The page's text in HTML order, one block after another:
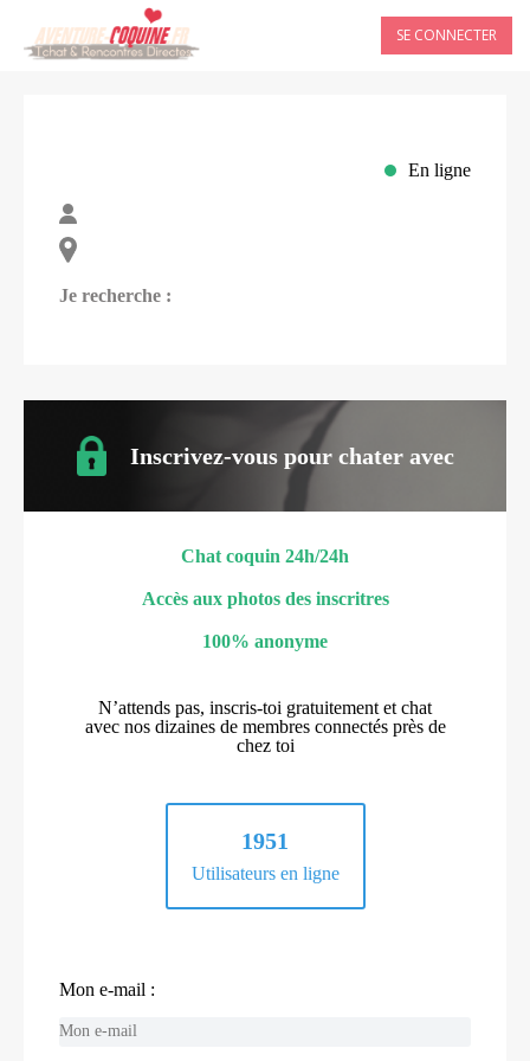
SE CONNECTER
En ligne
Je recherche :
Inscrivez-vous pour chater avec
Chat coquin 24h/24h
Accès aux photos des inscritres
100% anonyme
N’attends pas, inscris-toi gratuitement et chat
avec nos dizaines de membres connectés près de
chez toi
1951
Utilisateurs en ligne
Mon e-mail :